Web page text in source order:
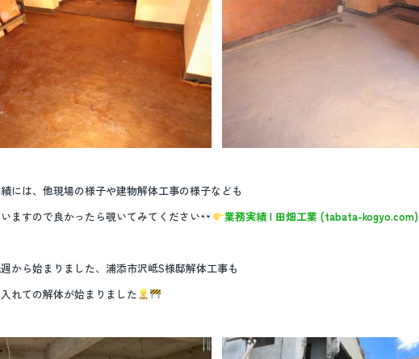
には、他現場の様子や建物解体工事の様子なども
ますので良かったら覗いてみてください
業務実績 | 田畑工業 (tabata-kogyo.com)
から始まりました、浦添市沢岻S様邸解体工事も
れての解体が始まりました